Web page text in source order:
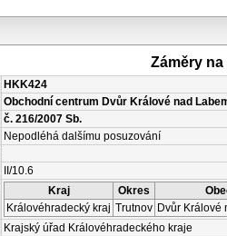
Záměry na
HKK424
Obchodní centrum Dvůr Králové nad
č. 216/2007 Sb.
Nepodléhá dalšímu posuzování
II/10.6
Kraj Okres
Královéhradecký kraj Trutnov Dvůr Králové
Krajský úřad Královéhradeckého kraje